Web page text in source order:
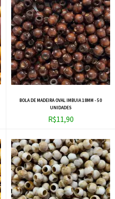
BOLA DE MADEIRA OVAL IMBUIA 18MM - 50
UNIDADES
R$11,90